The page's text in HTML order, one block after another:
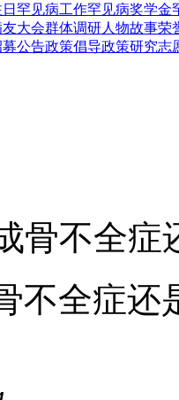
罕见病工作罕见病奖学金
大会群体调研人物故事荣
募公告政策倡导政策研究志
骨不全症
不全症还